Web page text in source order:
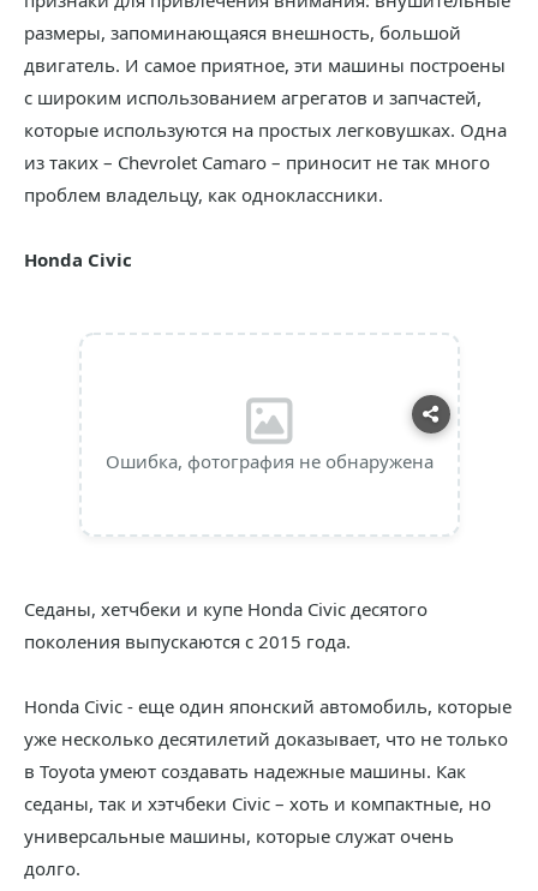
размеры, запоминающаяся внешность, большой
двигатель. И самое приятное, эти машины построены
с широким использованием агрегатов и запчастей,
которые используются на простых легковушках. Одна
из таких – Chevrolet Camaro – приносит не так много
проблем владельцу, как одноклассники.
Honda Civic
Ошибка, фотография не обнаружена
Седаны, хетчбеки и купе Honda Civic десятого
поколения выпускаются с 2015 года.
Honda Civic - еще один японский автомобиль, которые
уже несколько десятилетий доказывает, что не только
в Toyota умеют создавать надежные машины. Как
седаны, так и хэтчбеки Civic – хоть и компактные, но
универсальные машины, которые служат очень
долго.